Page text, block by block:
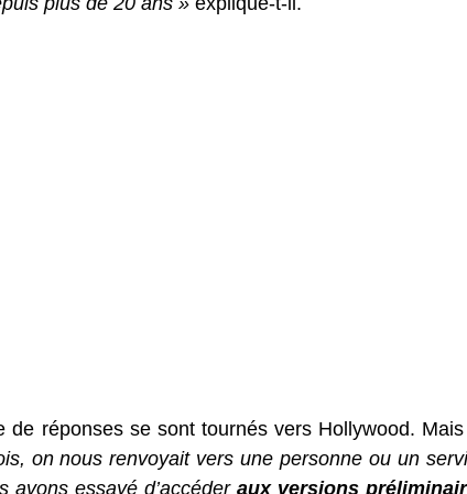
réponses se sont tournés vers Hollywood.
on nous renvoyait vers une personne ou un
avons essayé d’accéderaux versions